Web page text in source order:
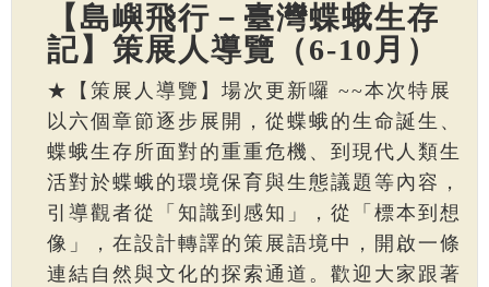
【島嶼飛行－臺灣蝶蛾生存
記】策展人導覽（6-10月）
★【策展人導覽】場次更新囉 ~~本次特展
以六個章節逐步展開，從蝶蛾的生命誕生、
蝶蛾生存所面對的重重危機、到現代人類生
活對於蝶蛾的環境保育與生態議題等內容，
引導觀者從「知識到感知」，從「標本到想
像」，在設計轉譯的策展語境中，開啟一條
連結自然與文化的探索通道。歡迎大家跟著